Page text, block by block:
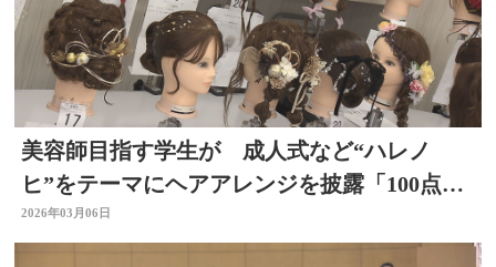
美容師目指す学生が 成人式など“ハレノ
ヒ”をテーマにヘアアレンジを披露「100点満
点の出来」大分
2026年03月06日